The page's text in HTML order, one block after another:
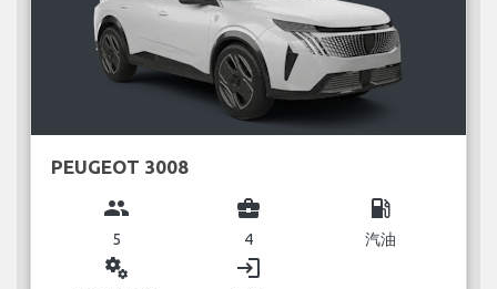
PEUGEOT 3008
group
5
business_center
4
local_gas_station
汽油
miscellaneous_services login